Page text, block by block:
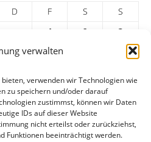
verwalten
verwenden wir Technologien wie
zu speichern und/oder darauf
zustimmst, können wir Daten
IDs auf dieser Website
nicht erteilst oder zurückziehst,
Funktionen beeinträchtigt werden.
D F S
S
1
2
3
7 8
21 22 23
28 29 30